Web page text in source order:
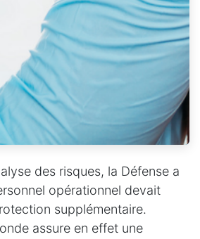
des risques, la Défense a
opérationnel devait
supplémentaire.
assure en effet une